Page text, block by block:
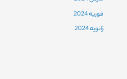
فوریه 2024
ژانویه 2024